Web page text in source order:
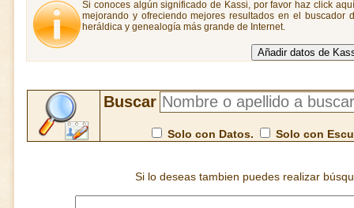
Si conoces algún significado de Kassi, por favor haz click
mejorando y ofreciendo mejores resultados en el buscador
heráldica y genealogía más grande de Internet.
Buscar
Solo con Datos. Solo con
Si lo deseas tambien puedes realizar